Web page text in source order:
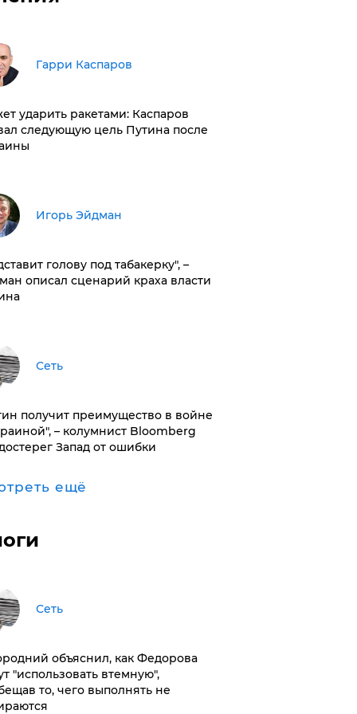
Гарри Каспаров
ударить ракетами: Каспаров
следующую цель Путина после
Игорь Эйдман
голову под табакерку", –
описал сценарий краха власти
Сеть
получит преимущество в войне
– колумнист Bloomberg
Запад от ошибки
ещё
Сеть
объяснил, как Федорова
"использовать втемную",
то, чего выполнять не